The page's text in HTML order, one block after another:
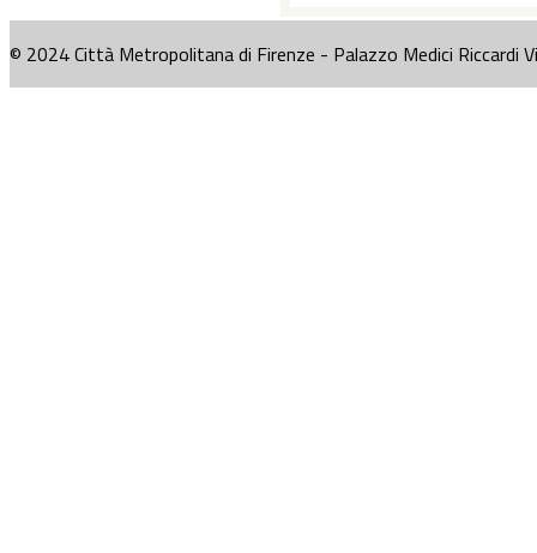
© 2024 Città Metropolitana di Firenze - Palazzo Medici Riccardi